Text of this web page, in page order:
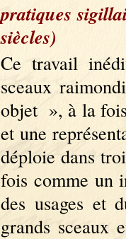
pratiques
siècles)
Ce travail
sceaux
objet », à la
et une
déploie dans
fois comme un
des usages et
grands sceaux